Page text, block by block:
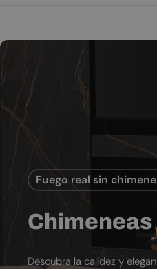
Fuego real sin
Descubra la calidez y